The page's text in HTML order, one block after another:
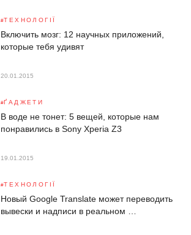
ТЕХНОЛОГІЇ
Включить мозг: 12 научных приложений,
которые тебя удивят
20.01.2015
ҐАДЖЕТИ
В воде не тонет: 5 вещей, которые нам
понравились в Sony Xperia Z3
19.01.2015
ТЕХНОЛОГІЇ
Новый Google Translate может переводить
вывески и надписи в реальном …